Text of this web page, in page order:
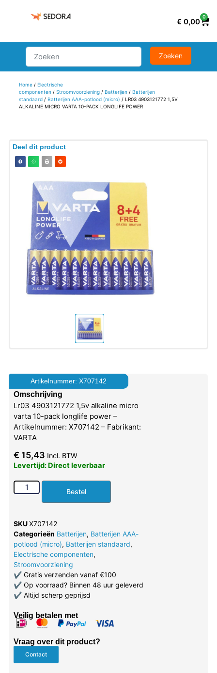
€ 0,00
0
Home/ Electrische
componenten / Stroomvoorziening/ Batterijen / Batterijen
standaard/ Batterijen AAA-potlood (micro) / LR03 4903121772 1,5V
ALKALINE MICRO VARTA 10-PACK LONGLIFE POWER
Deel dit product
Artikelnummer: X707142
Omschrijving
Lr03 4903121772 1,5v alkaline micro
varta 10-pack longlife power –
Artikelnummer: X707142 – Fabrikant:
VARTA
€ 15,43 Incl. BTW
Levertijd: Direct leverbaar
Bestel
SKUX707142
Categorieën Batterijen, Batterijen AAA-
potlood (micro), Batterijen standaard,
Electrische componenten,
Stroomvoorziening
✔Gratis verzenden vanaf €100
✔Op voorraad? Binnen 48 uur geleverd
✔Altijd scherp geprijsd
Veilig betalen met
Vraag over dit product?
Contact